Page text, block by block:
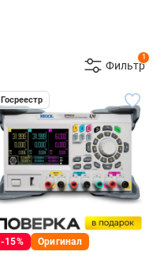
1
Фильтр
Госреестр
-15% Оригинал